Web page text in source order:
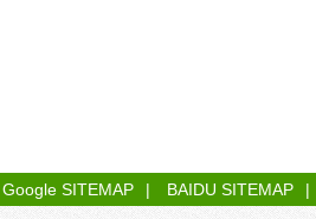
Google SITEMAP | BAIDU SITEMAP |